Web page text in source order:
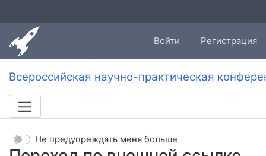
Войти Регистрация
Всероссийская научно-практическая
Не предупреждать меня больше